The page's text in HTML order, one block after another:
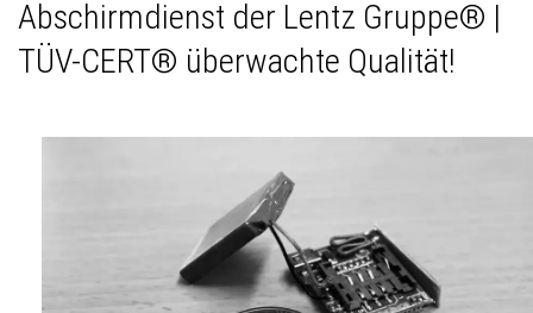
Abschirmdienst der Lentz Gruppe® |
TÜV-CERT® überwachte Qualität!